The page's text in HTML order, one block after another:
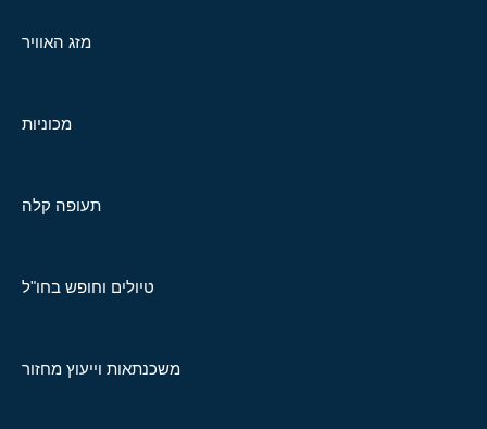
מזג האוויר
מכוניות
תעופה קלה
טיולים וחופש בחו"ל
משכנתאות וייעוץ מחזור